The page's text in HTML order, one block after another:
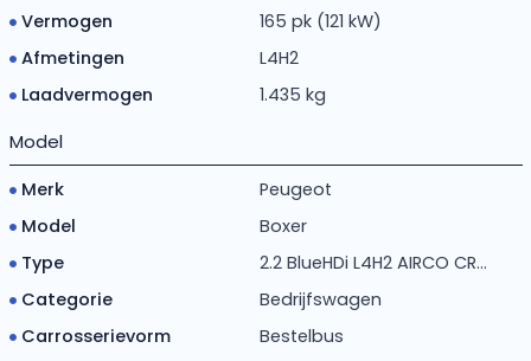
Vermogen
165 pk (121 kW)
Afmetingen
L4H2
Laadvermogen
1.435 kg
Model
Merk
Peugeot
Model
Boxer
Type
2.2 BlueHDi L4H2 AIRCO CR...
Categorie
Bedrijfswagen
Carrosserievorm
Bestelbus